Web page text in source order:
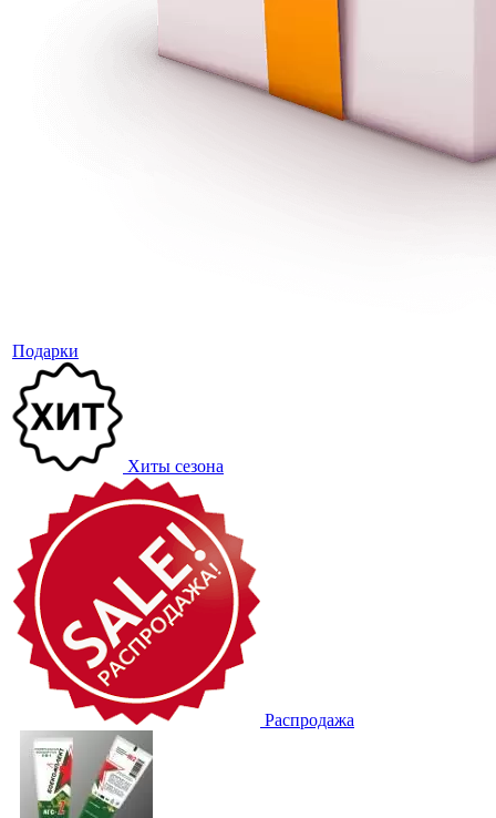
Подарки
Хиты сезона
Распродажа